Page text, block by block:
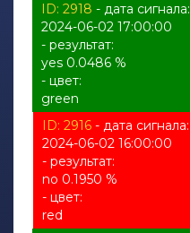
ID: 2918 - дата сигнала:
2024-06-02 17:00:00
- результат:
yes 0.0486 %
- цвет:
green
ID: 2916 - дата сигнала:
2024-06-02 16:00:00
- результат:
no 0.1950 %
- цвет:
red